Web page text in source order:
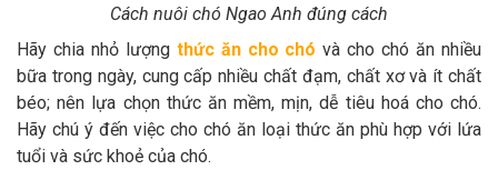
Cách nuôi chó Ngao Anh đúng cách
Hãy chia nhỏ lượng thức ăn cho chó và cho chó ăn nhiều
bữa trong ngày, cung cấp nhiều chất đạm, chất xơ và ít chất
béo; nên lựa chọn thức ăn mềm, mịn, dễ tiêu hoá cho chó.
Hãy chú ý đến việc cho chó ăn loại thức ăn phù hợp với lứa
tuổi và sức khoẻ của chó.